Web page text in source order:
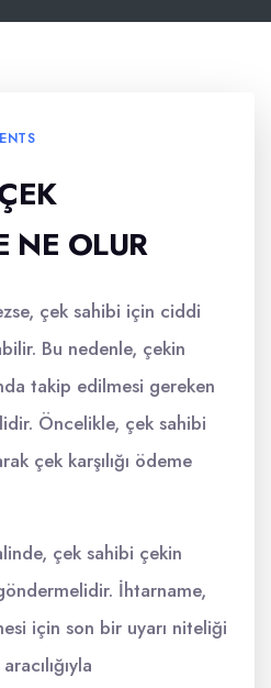
NE OLUR
çek sahibi için ciddi
Bu nedenle, çekin
takip edilmesi gereken
Öncelikle, çek sahibi
çek karşılığı ödeme
çek sahibi çekin
İhtarname,
için son bir uyarı niteliği